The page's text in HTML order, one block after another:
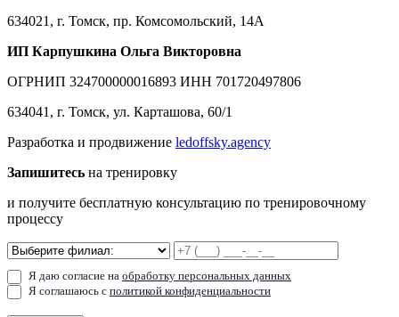
634021, г. Томск, пр. Комсомольский, 14А
ИП Карпушкина Ольга Викторовна
ОГРНИП 324700000016893 ИНН 701720497806
634041, г. Томск, ул. Карташова, 60/1
Разработка и продвижение ledoffsky.agency
Запишитесь на тренировку
и получите бесплатную консультацию по тренировочному
процессу
Я даю согласие на обработку персональных данных
Я соглашаюсь с политикой конфиденциальности